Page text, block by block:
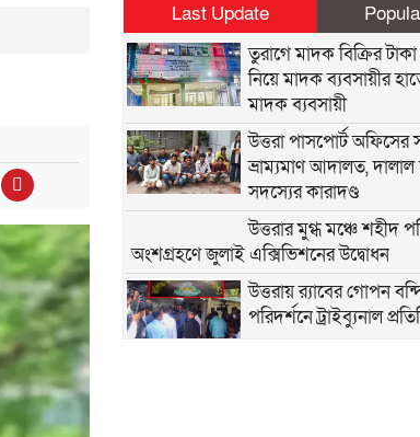
Last Update
তুরাগে মাদক বিক্রির
নিয়ে মাদক ব্যবসায়ীর
মাদক ব্যবসায়ী
উত্তরা পাসপোর্ট অফিসের
ভ্রাম্যমাণ আদালত,
সদস্যের কারাদণ্ড
উত্তরার মুগ্ধ মঞ্চে শহীদ
অংশগ্রহণে জুলাই এক্সিভিশনের উদ্বোধন
উত্তরায় র‍্যাবের গোপন
পরিদর্শনে ট্রাইব্যুনাল